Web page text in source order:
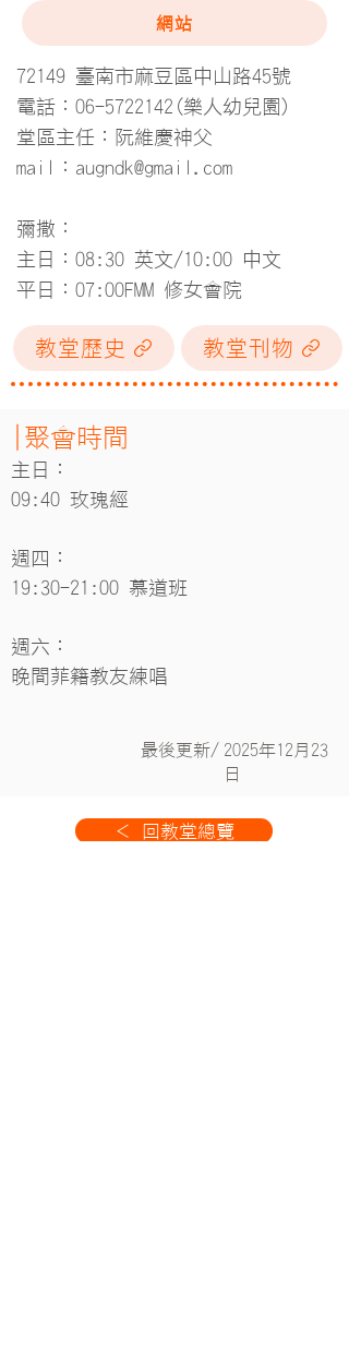
網站
72149 臺南市麻豆區中山路45號
電話：06-5722142(樂人幼兒園)
堂區主任：阮維慶神父
mail： augndk@gmail.com
彌撒：
主日：08:30 英文/10:00 中文
平日：07:00FMM 修女會院
教堂歷史 教堂刊物
|聚會時間
主日：
09:40 玫瑰經
週四：
19:30-21:00 慕道班
週六：
晚間菲籍教友練唱
最後​更新/ 2025年12月23
日
＜ 回教堂總覽